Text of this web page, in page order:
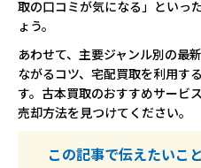
取の口コミが気になる」といっ
ょう。
あわせて、主要ジャンル別の最新
ながるコツ、宅配買取を利用す
す。古本買取のおすすめサービ
売却方法を見つけてください。
この記事で伝えたいこと